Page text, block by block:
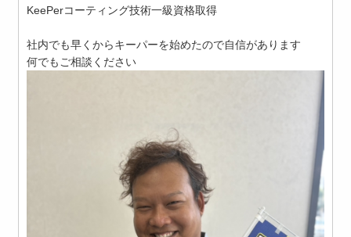
KeePerコーティング技術一級資格取得
社内でも早くからキーパーを始めたので自信があります
何でもご相談ください